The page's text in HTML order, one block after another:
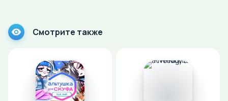
Смотрите также